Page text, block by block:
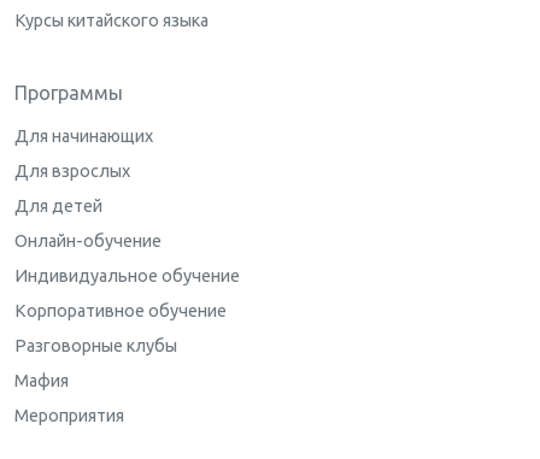
Курсы китайского языка
Программы
Для начинающих
Для взрослых
Для детей
Онлайн-обучение
Индивидуальное обучение
Корпоративное обучение
Разговорные клубы
Мафия
Мероприятия